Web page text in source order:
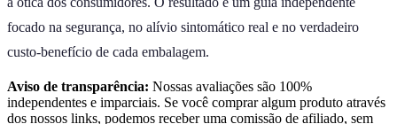
focado na segurança, no alívio sintomático real e no verdadeiro
custo-benefício de cada embalagem.
Aviso de transparência: Nossas avaliações são 100%
independentes e imparciais. Se você comprar algum produto através
dos nossos links, podemos receber uma comissão de afiliado, sem